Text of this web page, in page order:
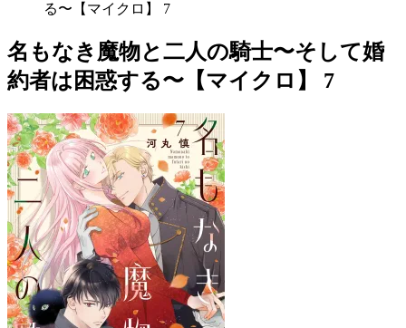
る〜【マイクロ】 7
名もなき魔物と二人の騎士〜そして婚
約者は困惑する〜【マイクロ】 7